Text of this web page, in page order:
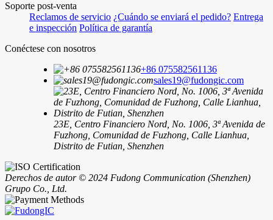
Soporte post-venta
Reclamos de servicio ¿Cuándo se enviará el pedido? Entrega
e inspección Política de garantía
Conéctese con nosotros
+86 075582561136
sales19@fudongic.com
23E, Centro Financiero Nord, No. 1006, 3ª Avenida de
Fuzhong, Comunidad de Fuzhong, Calle Lianhua,
Distrito de Futian, Shenzhen
Derechos de autor © 2024 Fudong Communication (Shenzhen)
Grupo Co., Ltd.